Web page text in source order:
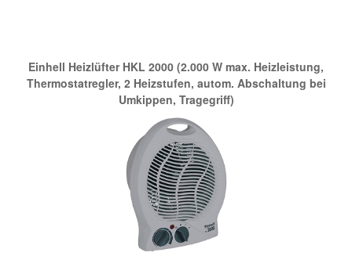
Einhell Heizlüfter HKL 2000 (2.000 W max. Heizleistung,
Thermostatregler, 2 Heizstufen, autom. Abschaltung bei
Umkippen, Tragegriff)